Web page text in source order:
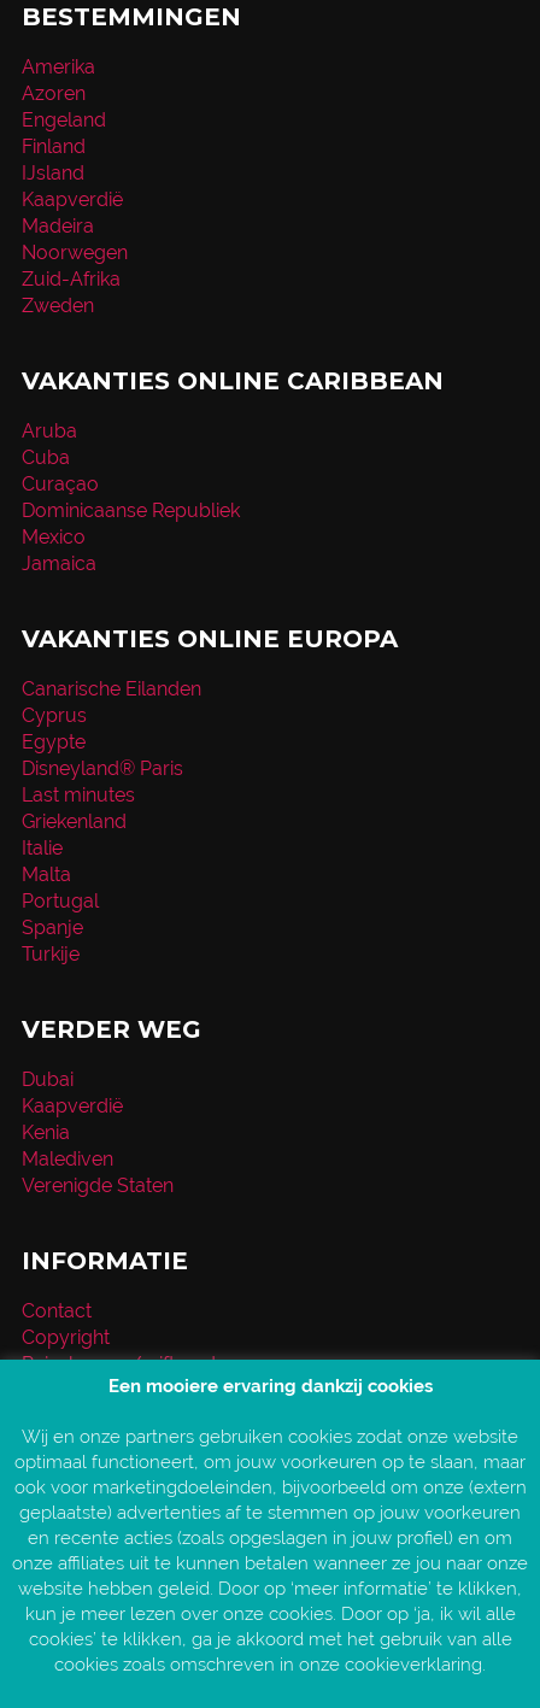
BESTEMMINGEN
Amerika
Azoren
Engeland
Finland
IJsland
Kaapverdië
Madeira
Noorwegen
Zuid-Afrika
Zweden
VAKANTIES ONLINE CARIBBEAN
Aruba
Cuba
Curaçao
Dominicaanse Republiek
Mexico
Jamaica
VAKANTIES ONLINE EUROPA
Canarische Eilanden
Cyprus
Egypte
Disneyland® Paris
Last minutes
Griekenland
Italie
Malta
Portugal
Spanje
Turkije
VERDER WEG
Dubai
Kaapverdië
Kenia
Malediven
Verenigde Staten
INFORMATIE
Contact
Copyright
Reischeque / giftcard
Over VakantieXperts
Service en vragen
Vind jouw VakantieXpert
Vacatures
AANGESLOTEN BIJ:
Een mooiere ervaring dankzij cookies
Wij en onze partners gebruiken cookies zodat onze website
optimaal functioneert, om jouw voorkeuren op te slaan, maar
ook voor marketingdoeleinden, bijvoorbeeld om onze (extern
geplaatste) advertenties af te stemmen op jouw voorkeuren
en recente acties (zoals opgeslagen in jouw profiel) en om
onze affiliates uit te kunnen betalen wanneer ze jou naar onze
website hebben geleid. Door op ‘meer informatie’ te klikken,
kun je meer lezen over onze cookies. Door op ‘ja, ik wil alle
cookies’ te klikken, ga je akkoord met het gebruik van alle
cookies zoals omschreven in onze cookieverklaring.